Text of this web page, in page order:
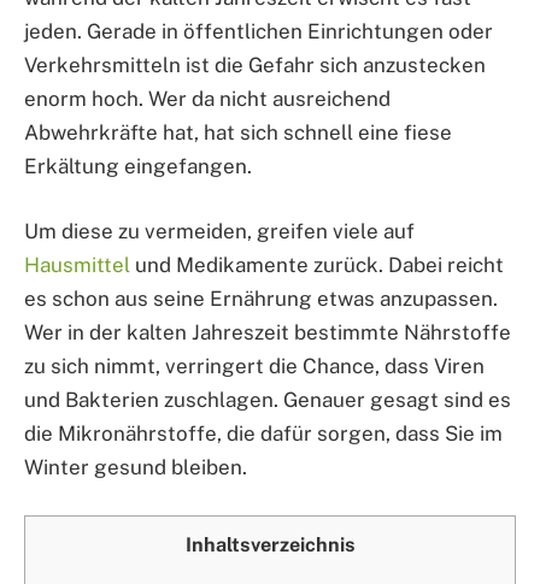
jeden. Gerade in öffentlichen Einrichtungen oder
Verkehrsmitteln ist die Gefahr sich anzustecken
enorm hoch. Wer da nicht ausreichend
Abwehrkräfte hat, hat sich schnell eine fiese
Erkältung eingefangen.
Um diese zu vermeiden, greifen viele auf
Hausmittel und Medikamente zurück. Dabei reicht
es schon aus seine Ernährung etwas anzupassen.
Wer in der kalten Jahreszeit bestimmte Nährstoffe
zu sich nimmt, verringert die Chance, dass Viren
und Bakterien zuschlagen. Genauer gesagt sind es
die Mikronährstoffe, die dafür sorgen, dass Sie im
Winter gesund bleiben.
Inhaltsverzeichnis